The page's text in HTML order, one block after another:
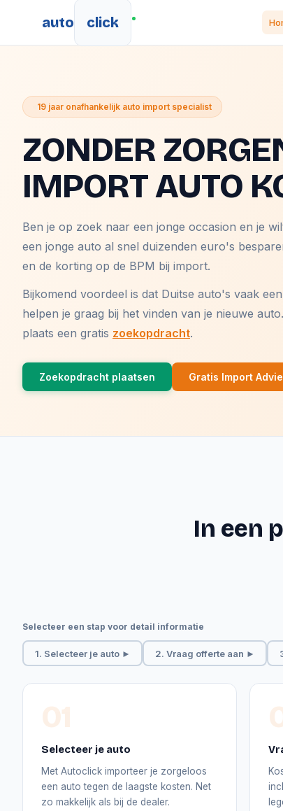
auto click
19 jaar onafhankelijk auto import specialist
ZONDER
IMPORT AUTO
Ben je op zoek naar een jonge occasion en je
een jonge auto al snel duizenden euro's
en de korting op de BPM bij import.
Bijkomend voordeel is dat Duitse auto's vaak
helpen je graag bij het vinden van je nieuwe
plaats een gratis zoekopdracht.
Zoekopdracht plaatsen Gratis Import
In een
Selecteer een stap voor detail informatie
1. Selecteer je auto ► 2. Vraag offerte aan ►
01
Selecteer je auto
Met Autoclick importeer je zorgeloos
een auto tegen de laagste kosten. Net
zo makkelijk als bij de dealer.